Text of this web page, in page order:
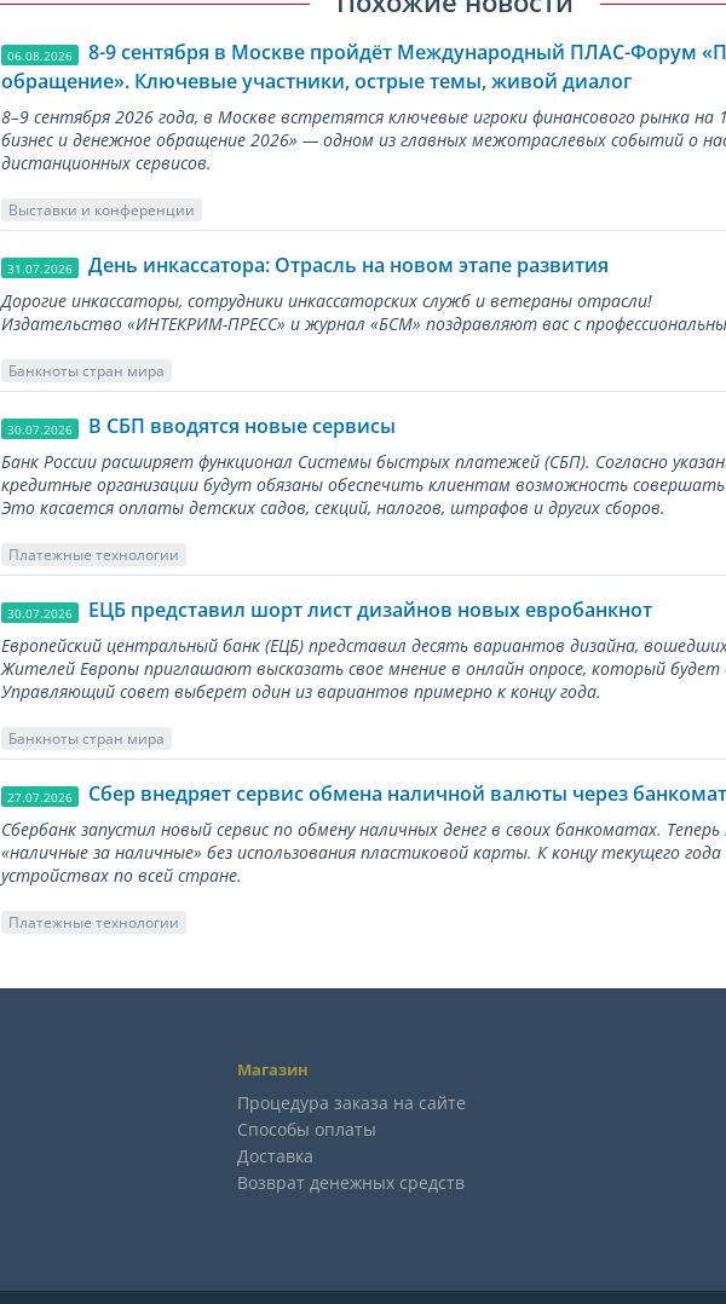
06.08.2026
8-9 сентября в Москве пройдёт Международный ПЛАС-Форум
обращение». Ключевые участники, острые темы, живой диалог
8–9 сентября 2026 года, в Москве встретятся ключевые игроки финансового рынка
бизнес и денежное обращение 2026» — одном из главных межотраслевых событий о
дистанционных сервисов.
Выставки и конференции
31.07.2026 День инкассатора: Отрасль на новом этапе развития
Дорогие инкассаторы, сотрудники инкассаторских служб и ветераны отрасли!
Издательство «ИНТЕКРИМ-ПРЕСС» и журнал «БСМ» поздравляют вас с
Банкноты стран мира
30.07.2026 В СБП вводятся новые сервисы
Банк России расширяет функционал Системы быстрых платежей (СБП). Согласно
кредитные организации будут обязаны обеспечить клиентам возможность
Это касается оплаты детских садов, секций, налогов, штрафов и других сборов.
Платежные технологии
30.07.2026 ЕЦБ представил шорт лист дизайнов новых евробанкнот
Европейский центральный банк (ЕЦБ) представил десять вариантов дизайна,
Жителей Европы приглашают высказать свое мнение в онлайн опросе, который
Управляющий совет выберет один из вариантов примерно к концу года.
Банкноты стран мира
27.07.2026 Сбер внедряет сервис обмена наличной валюты через
Сбербанк запустил новый сервис по обмену наличных денег в своих банкоматах.
«наличные за наличные» без использования пластиковой карты. К концу текущего
устройствах по всей стране.
Платежные технологии
Магазин
Процедура заказа на сайте
Способы оплаты
Доставка
Возврат денежных средств